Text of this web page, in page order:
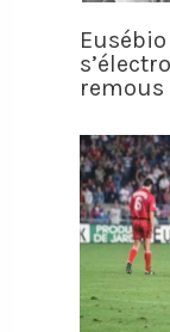
remous